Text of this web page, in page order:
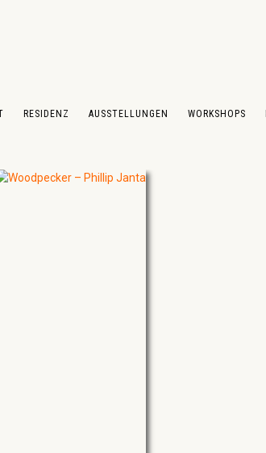
RESIDENZ AUSSTELLUNGEN WORKSHOPS